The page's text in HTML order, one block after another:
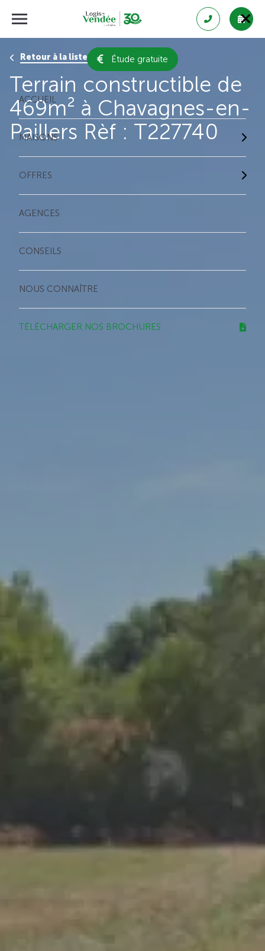
Étude gratuite
ACCUEIL
MAISONS
OFFRES
AGENCES
CONSEILS
NOUS CONNAÎTRE
TÉLÉCHARGER NOS BROCHURES
Retour à la liste des résultats
Terrain constructible de
469m² à Chavagnes-en-
Paillers Rèf : T227740